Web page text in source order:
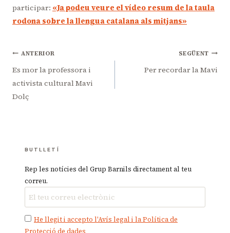
participar: «Ja podeu veure el vídeo resum de la taula
rodona sobre la llengua catalana als mitjans»
Navegació
d'entrades
ANTERIOR
Es mor la professora i
activista cultural Mavi
Dolç
SEGÜENT
Per recordar la Mavi
BUTLLETÍ
Rep les notícies del Grup Barnils directament al teu
correu.
He llegit i accepto l'Avís legal i la Política de